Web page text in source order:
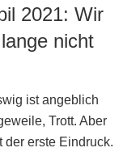
2021: Wir
nicht
ist angeblich
Trott. Aber
der erste Eindruck.